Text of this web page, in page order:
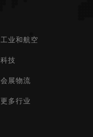
工业和航空
科技
会展物流
更多行业